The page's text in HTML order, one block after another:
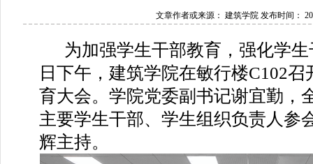
文章作者或来源：建筑学院 发布时间：
为加强学生干部教育，强化学
日下午，建筑学院在敏行楼C102
育大会。学院党委副书记谢宜勤，
主要学生干部、学生组织负责人参
辉主持。